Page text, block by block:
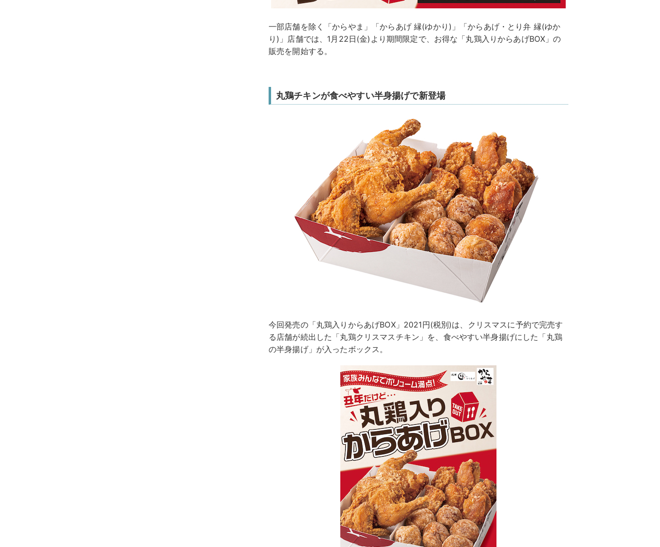
一部店舗を除く「からやま」「からあげ 縁(ゆかり)」「からあげ・とり弁 縁(ゆか
り)」店舗では、1月22日(金)より期間限定で、お得な「丸鶏入りからあげBOX」の
販売を開始する。
丸鶏チキンが食べやすい半身揚げで新登場
今回発売の「丸鶏入りからあげBOX」2021円(税別)は、クリスマスに予約で完売す
る店舗が続出した「丸鶏クリスマスチキン」を、食べやすい半身揚げにした「丸鶏
の半身揚げ」が入ったボックス。